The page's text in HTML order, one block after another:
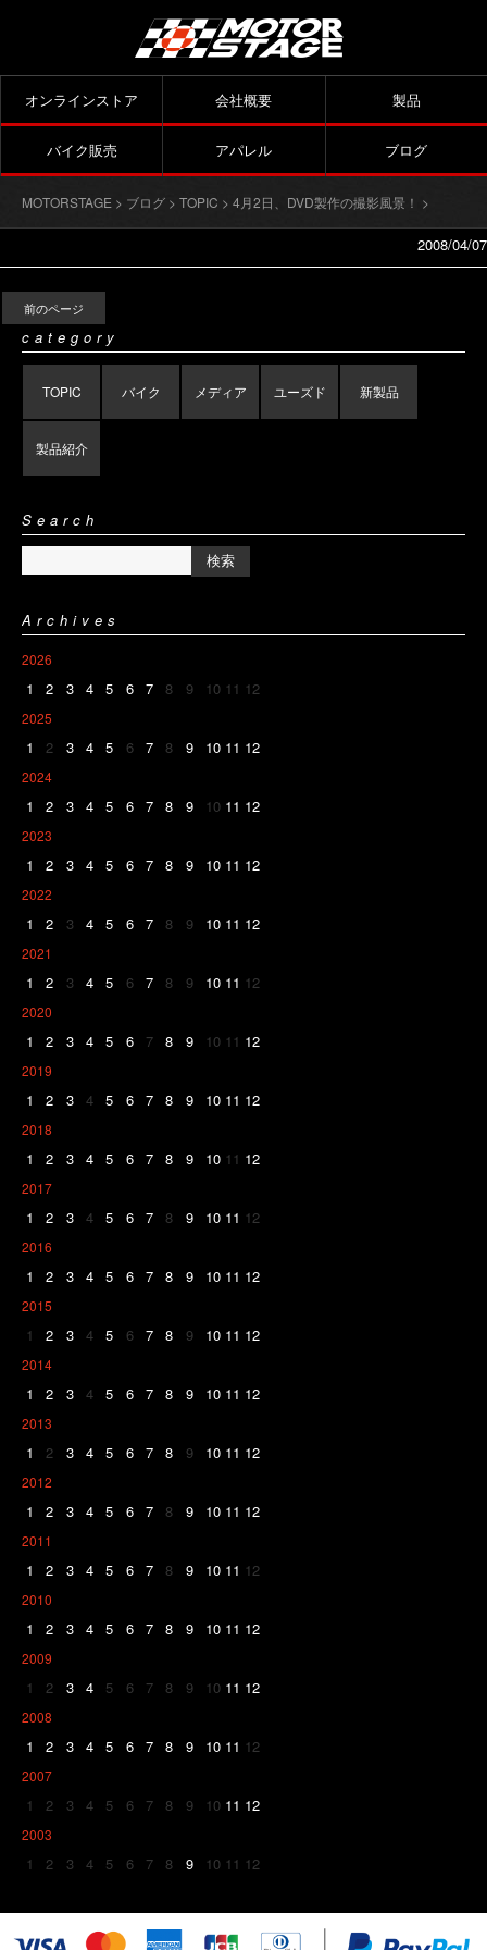
オンラインストア 会社概要 製品
バイク販売 アパレル ブログ
MOTORSTAGE > ブログ > TOPIC > 4月2日、DVD製作の撮影風景！ >
2008/04/07
前のページ
category
TOPIC バイク メディア ユーズド 新製品
製品紹介
Search
Archives
2026
1 2 3 4 5 6 7 8 9 10 11 12
2025
1 2 3 4 5 6 7 8 9 10 11 12
2024
1 2 3 4 5 6 7 8 9 10 11 12
2023
1 2 3 4 5 6 7 8 9 10 11 12
2022
1 2 3 4 5 6 7 8 9 10 11 12
2021
1 2 3 4 5 6 7 8 9 10 11 12
2020
1 2 3 4 5 6 7 8 9 10 11 12
2019
1 2 3 4 5 6 7 8 9 10 11 12
2018
1 2 3 4 5 6 7 8 9 10 11 12
2017
1 2 3 4 5 6 7 8 9 10 11 12
2016
1 2 3 4 5 6 7 8 9 10 11 12
2015
1 2 3 4 5 6 7 8 9 10 11 12
2014
1 2 3 4 5 6 7 8 9 10 11 12
2013
1 2 3 4 5 6 7 8 9 10 11 12
2012
1 2 3 4 5 6 7 8 9 10 11 12
2011
1 2 3 4 5 6 7 8 9 10 11 12
2010
1 2 3 4 5 6 7 8 9 10 11 12
2009
1 2 3 4 5 6 7 8 9 10 11 12
2008
1 2 3 4 5 6 7 8 9 10 11 12
2007
1 2 3 4 5 6 7 8 9 10 11 12
2003
1 2 3 4 5 6 7 8 9 10 11 12